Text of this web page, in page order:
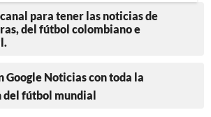
para tener las noticias de
del fútbol colombiano e
Google Noticias con toda la
fútbol mundial